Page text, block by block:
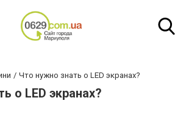
Что нужно знать о LED экранах?
о LED экранах?